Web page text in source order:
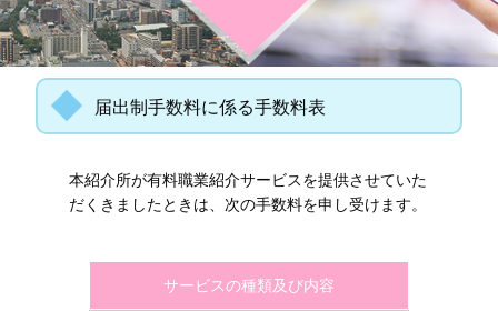
届出制手数料に係る手数料表
本紹介所が有料職業紹介サービスを提供させていた
だくきましたときは、次の手数料を申し受けます。
サービスの種類及び内容